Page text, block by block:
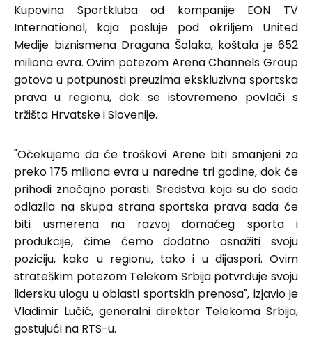
Kupovina Sportkluba od kompanije EON TV
International, koja posluje pod okriljem United
Medije biznismena Dragana Šolaka, koštala je 652
miliona evra. Ovim potezom Arena Channels Group
gotovo u potpunosti preuzima ekskluzivna sportska
prava u regionu, dok se istovremeno povlači s
tržišta Hrvatske i Slovenije.
"Očekujemo da će troškovi Arene biti smanjeni za
preko 175 miliona evra u naredne tri godine, dok će
prihodi značajno porasti. Sredstva koja su do sada
odlazila na skupa strana sportska prava sada će
biti usmerena na razvoj domaćeg sporta i
produkcije, čime ćemo dodatno osnažiti svoju
poziciju, kako u regionu, tako i u dijaspori. Ovim
strateškim potezom Telekom Srbija potvrđuje svoju
lidersku ulogu u oblasti sportskih prenosa", izjavio je
Vladimir Lučić, generalni direktor Telekoma Srbija,
gostujući na RTS-u.